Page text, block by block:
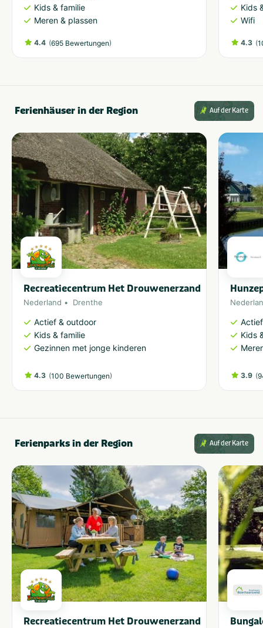
Kids & familie
Meren & plassen
4.4 (695 Bewertungen)
Kids
Wifi
4.3 (
Ferienhäuser in der Region Auf der Karte
Recreatiecentrum Het Drouwenerzand
Nederland Drenthe
Actief & outdoor
Kids & familie
Gezinnen met jonge kinderen
4.3 (100 Bewertungen)
Kids
3.9 (
Ferienparks in der Region Auf der Karte
Recreatiecentrum Het Drouwenerzand